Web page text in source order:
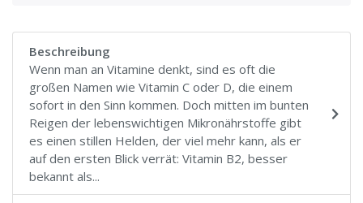
Beschreibung
Wenn man an Vitamine denkt, sind es oft die
großen Namen wie Vitamin C oder D, die einem
sofort in den Sinn kommen. Doch mitten im bunten
Reigen der lebenswichtigen Mikronährstoffe gibt
es einen stillen Helden, der viel mehr kann, als er
auf den ersten Blick verrät: Vitamin B2, besser
bekannt als...